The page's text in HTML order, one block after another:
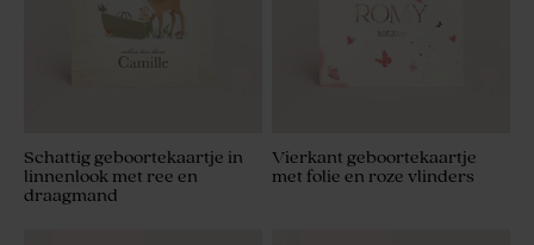
Schattig geboortekaartje in
linnenlook met ree en
draagmand
Vierkant geboortekaartje
met folie en roze vlinders